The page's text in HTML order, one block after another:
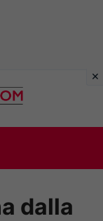
dalla